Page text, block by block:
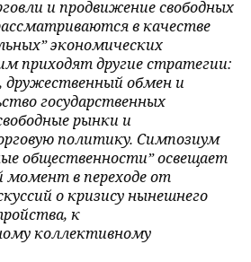
и продвижение свободных
в качестве
экономических
приходят другие стратегии:
дружественный обмен и
государственных
рынки и
политику. Симпозиум
общественности” освещает
в переходе от
о кризису нынешнего
к
коллективному